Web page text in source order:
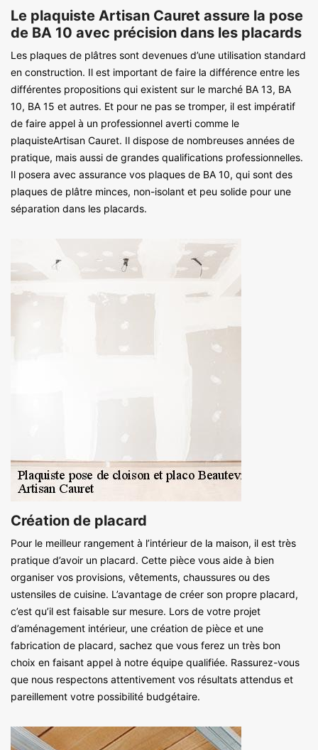
Le plaquiste Artisan Cauret assure la pose
de BA 10 avec précision dans les placards
Les plaques de plâtres sont devenues d’une utilisation standard
en construction. Il est important de faire la différence entre les
différentes propositions qui existent sur le marché BA 13, BA
10, BA 15 et autres. Et pour ne pas se tromper, il est impératif
de faire appel à un professionnel averti comme le
plaquisteArtisan Cauret. Il dispose de nombreuses années de
pratique, mais aussi de grandes qualifications professionnelles.
Il posera avec assurance vos plaques de BA 10, qui sont des
plaques de plâtre minces, non-isolant et peu solide pour une
séparation dans les placards.
Création de placard
Pour le meilleur rangement à l’intérieur de la maison, il est très
pratique d’avoir un placard. Cette pièce vous aide à bien
organiser vos provisions, vêtements, chaussures ou des
ustensiles de cuisine. L’avantage de créer son propre placard,
c’est qu’il est faisable sur mesure. Lors de votre projet
d’aménagement intérieur, une création de pièce et une
fabrication de placard, sachez que vous ferez un très bon
choix en faisant appel à notre équipe qualifiée. Rassurez-vous
que nous respectons attentivement vos résultats attendus et
pareillement votre possibilité budgétaire.